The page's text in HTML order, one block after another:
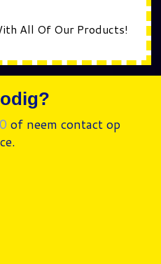
All Of Our Products!
of neem contact op